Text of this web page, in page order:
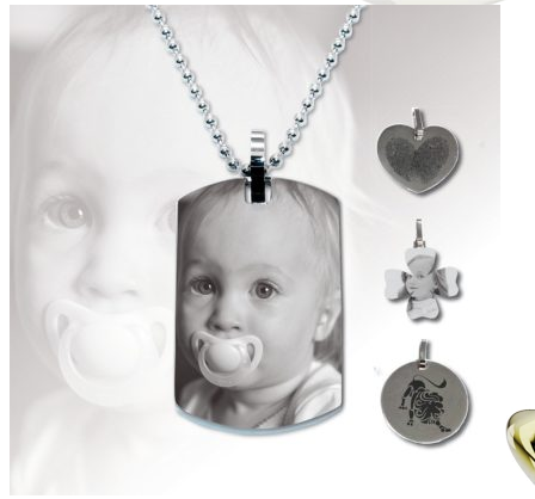
Zásnubné prstne z kolekcie Jewel of Love.